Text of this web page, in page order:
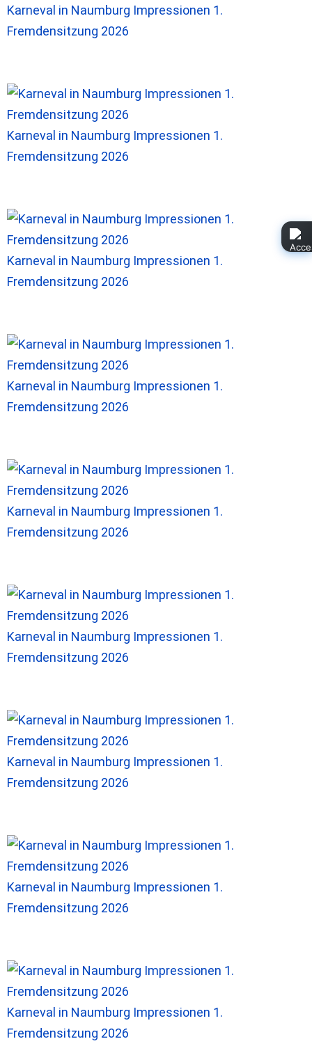
Karneval in Naumburg Impressionen 1.
Fremdensitzung 2026
Karneval in Naumburg Impressionen 1.
Fremdensitzung 2026
Karneval in Naumburg Impressionen 1.
Fremdensitzung 2026
Karneval in Naumburg Impressionen 1.
Fremdensitzung 2026
Karneval in Naumburg Impressionen 1.
Fremdensitzung 2026
Karneval in Naumburg Impressionen 1.
Fremdensitzung 2026
Karneval in Naumburg Impressionen 1.
Fremdensitzung 2026
Karneval in Naumburg Impressionen 1.
Fremdensitzung 2026
Karneval in Naumburg Impressionen 1.
Fremdensitzung 2026